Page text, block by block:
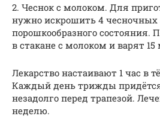
2. Чеснок с молоком. Для
нужно искрошить 4 чесночных
порошкообразного состояния.
в стакане с молоком и варят
Лекарство настаивают 1 час в
Каждый день трижды
незадолго перед трапезой.
неделю.